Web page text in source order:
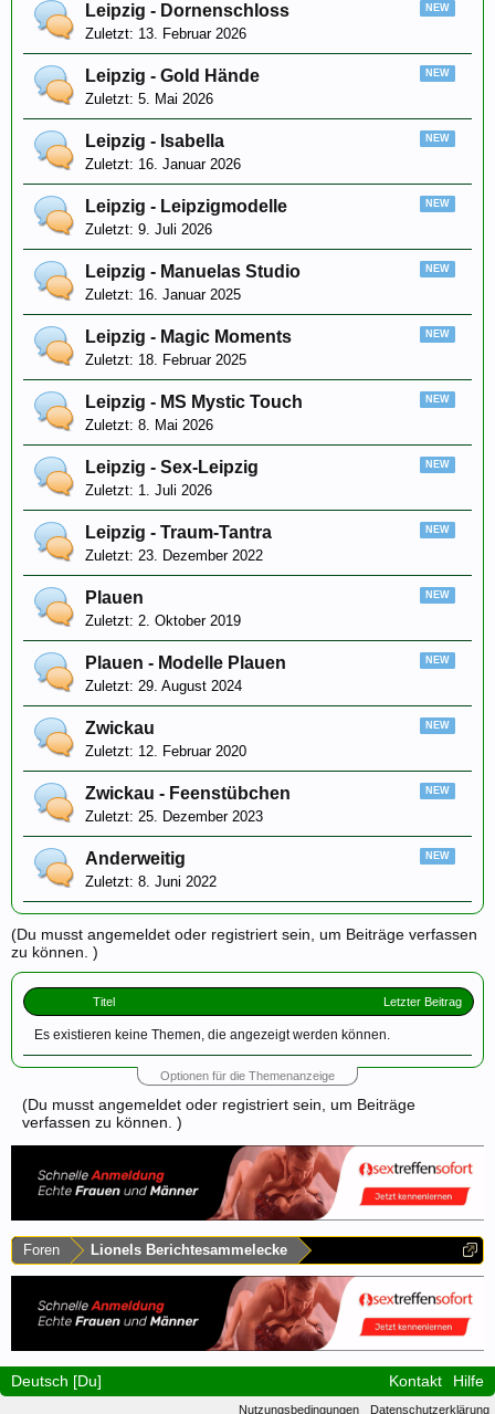
Leipzig - Dornenschloss
13. Februar 2026
Leipzig - Gold Hände
5. Mai 2026
Leipzig - Isabella
16. Januar 2026
Leipzig - Leipzigmodelle
9. Juli 2026
Leipzig - Manuelas Studio
16. Januar 2025
Leipzig - Magic Moments
18. Februar 2025
Leipzig - MS Mystic Touch
8. Mai 2026
Leipzig - Sex-Leipzig
1. Juli 2026
Leipzig - Traum-Tantra
23. Dezember 2022
Plauen
2. Oktober 2019
Plauen - Modelle Plauen
29. August 2024
Zwickau
12. Februar 2020
Zwickau - Feenstübchen
25. Dezember 2023
Anderweitig
8. Juni 2022
(Du musst angemeldet oder registriert sein, um Beiträge verfassen
zu können. )
Titel Letzter Beitrag
Es existieren keine Themen, die angezeigt werden können.
Optionen für die Themenanzeige
(Du musst angemeldet oder registriert sein, um Beiträge
verfassen zu können. )
Foren Lionels Berichtesammelecke
Deutsch [Du] Kontakt Hilfe
Nutzungsbedingungen Datenschutzerklärung